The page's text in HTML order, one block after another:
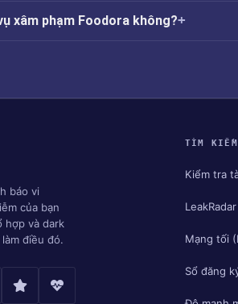
xâm phạm Foodora không?
báo vi
của bạn
hợp và dark
điều đó.
TÌM KIẾM
Kiểm tra
LeakRadar
Mạng tối
Sổ đăng